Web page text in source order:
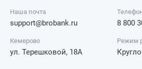
Наша почта
support@brobank.ru 8 800
Кемерово
ул. Терешковой, 18А
Режим